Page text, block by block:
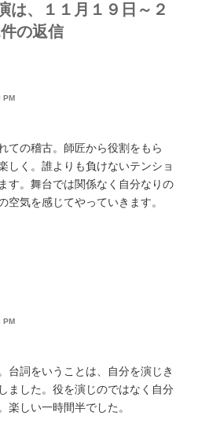
は、１１月１９日～２
の返信
PM
ての稽古。師匠から役割をもら
しく。誰よりも負けないテンショ
す。舞台では関係なく自分なりの
空気を感じてやっていきます。
PM
台詞をいうことは、自分を演じき
ました。役を演じのではなく自分
楽しい一時間半でした。